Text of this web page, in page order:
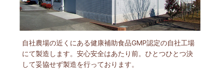
自社農場の近くにある健康補助食品GMP認定の自社工場
にて製造します。安心安全はあたり前。ひとつひとつ決
して妥協せず製造を行っております。